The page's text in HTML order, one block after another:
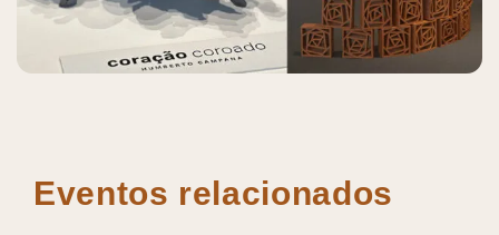
Eventos relacionados